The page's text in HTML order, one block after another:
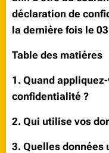
déclaration de
la dernière fois le
Table des matières
1. Quand
confidentialité ?
2. Qui utilise vos
3. Quelles données